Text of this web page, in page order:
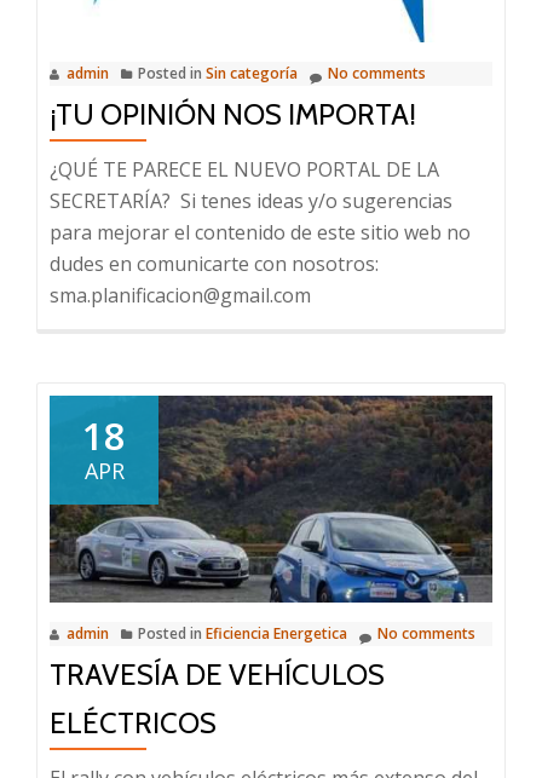
la
ciudad
admin Posted in Sin categoría No comments
¡TU OPINIÓN NOS IMPORTA!
¿QUÉ TE PARECE EL NUEVO PORTAL DE LA
SECRETARÍA? Si tenes ideas y/o sugerencias
para mejorar el contenido de este sitio web no
dudes en comunicarte con nosotros:
sma.planificacion@gmail.com
18
APR
admin Posted in Eficiencia Energetica No comments
TRAVESÍA DE VEHÍCULOS
ELÉCTRICOS